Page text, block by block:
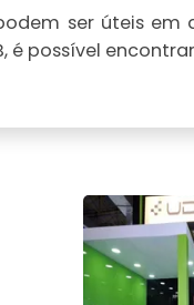
ser úteis em
possível